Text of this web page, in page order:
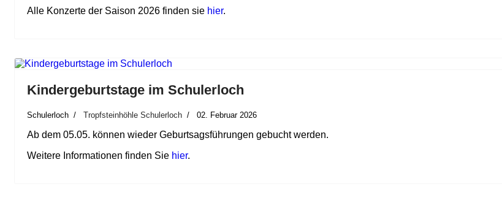
Alle Konzerte der Saison 2026 finden sie hier.
Kindergeburtstage im Schulerloch
Schulerloch Tropfsteinhöhle Schulerloch 02. Februar 2026
Ab dem 05.05. können wieder Geburtsagsführungen gebucht werden.
Weitere Informationen finden Sie hier.